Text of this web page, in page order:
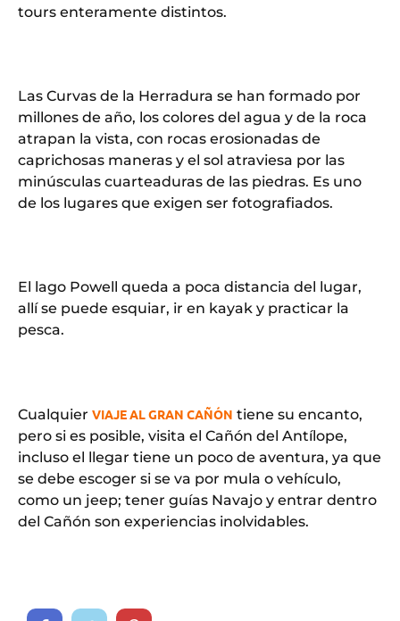
tours enteramente distintos.
Las Curvas de la Herradura se han formado por
millones de año, los colores del agua y de la roca
atrapan la vista, con rocas erosionadas de
caprichosas maneras y el sol atraviesa por las
minúsculas cuarteaduras de las piedras. Es uno
de los lugares que exigen ser fotografiados.
El lago Powell queda a poca distancia del lugar,
allí se puede esquiar, ir en kayak y practicar la
pesca.
Cualquier VIAJE AL GRAN CAÑÓN tiene su encanto,
pero si es posible, visita el Cañón del Antílope,
incluso el llegar tiene un poco de aventura, ya que
se debe escoger si se va por mula o vehículo,
como un jeep; tener guías Navajo y entrar dentro
del Cañón son experiencias inolvidables.